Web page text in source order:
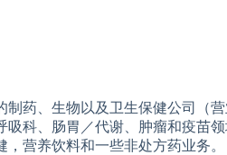
药、生物以及卫生保健公司（
科、肠胃／代谢、肿瘤和疫苗
营养饮料和一些非处方药业务。